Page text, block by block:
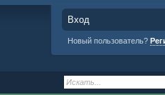
Вход
Новый пользователь?